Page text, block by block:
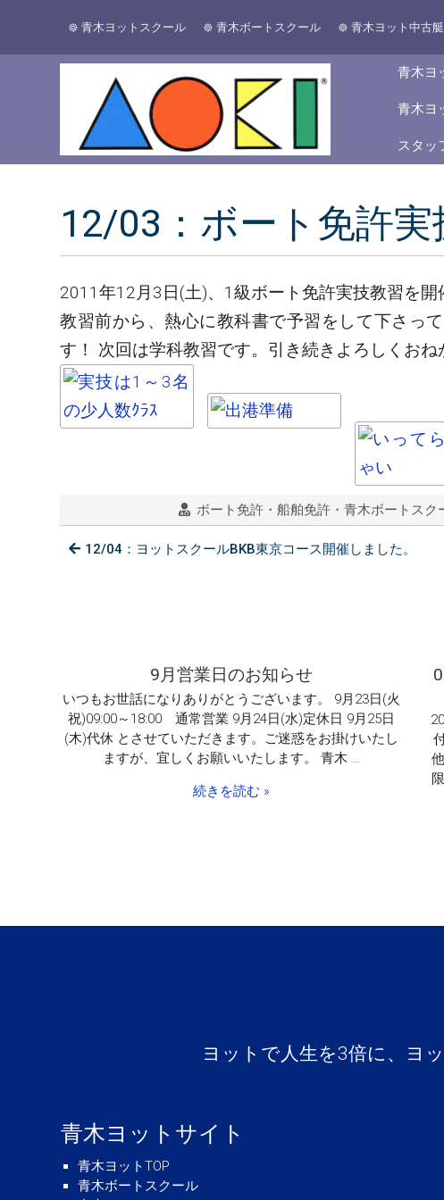
青木ヨットスクール 青木ボートスクール 青木ヨット中古艇
青木ヨ
青木ヨ
スタッ
12/03：ボート免許実
2011年12月3日(土)、1級ボート免許実技教習を開
教習前から、熱心に教科書で予習をして下さっ
す！ 次回は学科教習です。引き続きよろしくおね
ボート免許・船舶免許・青木ボートスク
12/04：ヨットスクールBKB東京コース開催しました。
9月営業日のお知らせ
いつもお世話になりありがとうございます。 9月23日(火
祝)09:00～18:00 通常営業 9月24日(水)定休日 9月25日
(木)代休 とさせていただきます。ご迷惑をお掛けいたし
ますが、宜しくお願いいたします。 青木 …
続きを読む »
ヨットで人生を3倍に、ヨ
青木ヨットサイト
青木ヨットTOP
青木ボートスクール